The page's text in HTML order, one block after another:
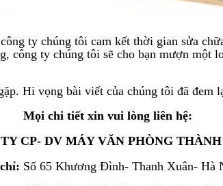
ty chúng tôi cam kết thời gian sửa
công ty chúng tôi sẽ cho bạn mượn
Hi vọng bài viết của chúng tôi đã đem
Mọi chi tiết xin vui lòng liên hệ:
CP- DV MÁY VĂN PHÒNG
Số 65 Khương Đình- Thanh Xuân- Hà